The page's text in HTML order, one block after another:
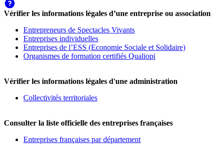
Vérifier les informations légales d’une entreprise ou association
Entrepreneurs de Spectacles Vivants
Entreprises individuelles
Entreprises de l’ESS (Economie Sociale et Solidaire)
Organismes de formation certifiés Qualiopi
Vérifier les informations légales d'une administration
Collectivités territoriales
Consulter la liste officielle des entreprises françaises
Entreprises françaises par département